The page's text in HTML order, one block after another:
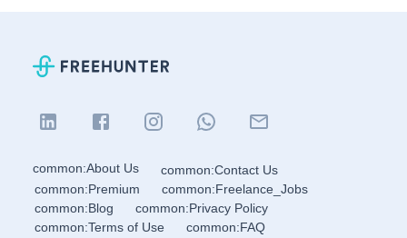
common:About Us
common:Contact Us
common:Premium
common:Freelance_Jobs
common:Blog
common:Privacy Policy
common:Terms of Use
common:FAQ